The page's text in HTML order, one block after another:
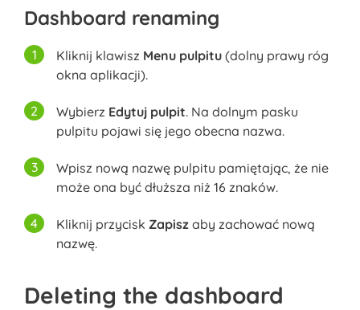
Dashboard renaming
Kliknij klawisz Menu pulpitu (dolny prawy róg
okna aplikacji).
Wybierz Edytuj pulpit. Na dolnym pasku
pulpitu pojawi się jego obecna nazwa.
Wpisz nową nazwę pulpitu pamiętając, że nie
może ona być dłuższa niż 16 znaków.
Kliknij przycisk Zapisz aby zachować nową
nazwę.
Deleting the dashboard